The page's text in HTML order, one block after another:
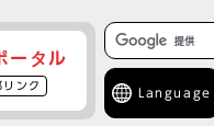
ータル
リンク
Language